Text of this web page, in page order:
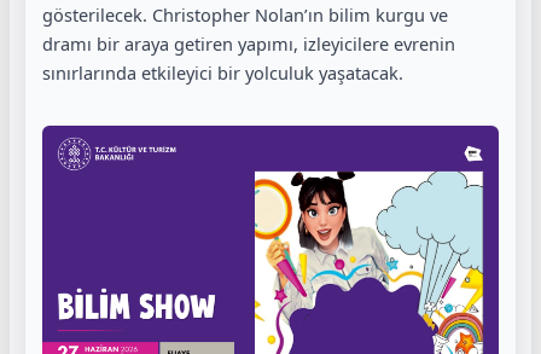
gösterilecek. Christopher Nolan’ın bilim kurgu ve
dramı bir araya getiren yapımı, izleyicilere evrenin
sınırlarında etkileyici bir yolculuk yaşatacak.